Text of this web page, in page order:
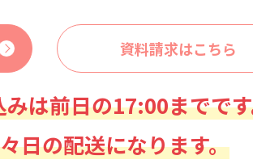
資料請求はこちら
は前日の17:00までで
日の配送になります。